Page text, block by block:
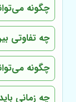
چگونه
چه تفاوتی
چگونه
چه زمانی